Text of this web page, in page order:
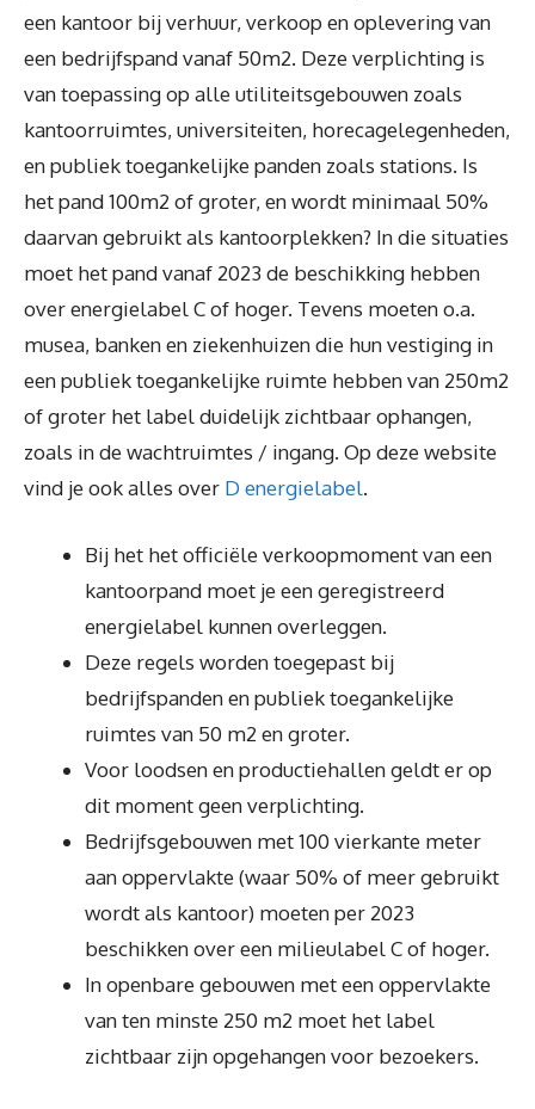
een kantoor bij verhuur, verkoop en oplevering van
een bedrijfspand vanaf 50m2. Deze verplichting is
van toepassing op alle utiliteitsgebouwen zoals
kantoorruimtes, universiteiten, horecagelegenheden,
en publiek toegankelijke panden zoals stations. Is
het pand 100m2 of groter, en wordt minimaal 50%
daarvan gebruikt als kantoorplekken? In die situaties
moet het pand vanaf 2023 de beschikking hebben
over energielabel C of hoger. Tevens moeten o.a.
musea, banken en ziekenhuizen die hun vestiging in
een publiek toegankelijke ruimte hebben van 250m2
of groter het label duidelijk zichtbaar ophangen,
zoals in de wachtruimtes / ingang. Op deze website
vind je ook alles over D energielabel.
Bij het het officiële verkoopmoment van een
kantoorpand moet je een geregistreerd
energielabel kunnen overleggen.
Deze regels worden toegepast bij
bedrijfspanden en publiek toegankelijke
ruimtes van 50 m2 en groter.
Voor loodsen en productiehallen geldt er op
dit moment geen verplichting.
Bedrijfsgebouwen met 100 vierkante meter
aan oppervlakte (waar 50% of meer gebruikt
wordt als kantoor) moeten per 2023
beschikken over een milieulabel C of hoger.
In openbare gebouwen met een oppervlakte
van ten minste 250 m2 moet het label
zichtbaar zijn opgehangen voor bezoekers.